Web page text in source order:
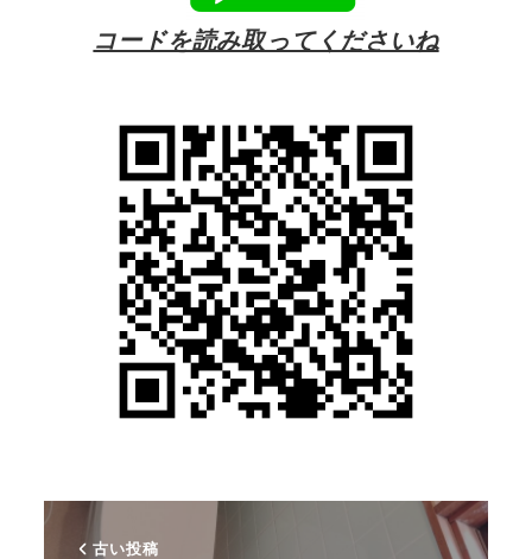
コードを読み取ってくださいね
古い投稿